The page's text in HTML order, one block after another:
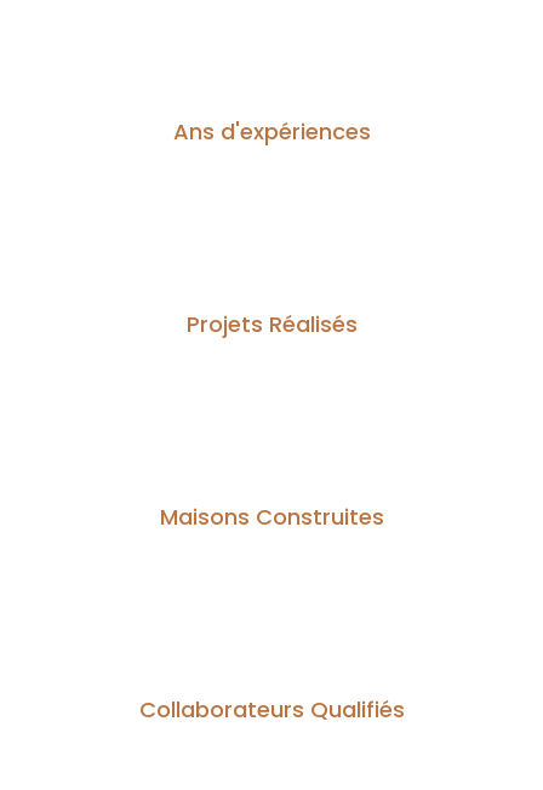
Ans d'expériences
Projets Réalisés
Maisons Construites
Collaborateurs Qualifiés